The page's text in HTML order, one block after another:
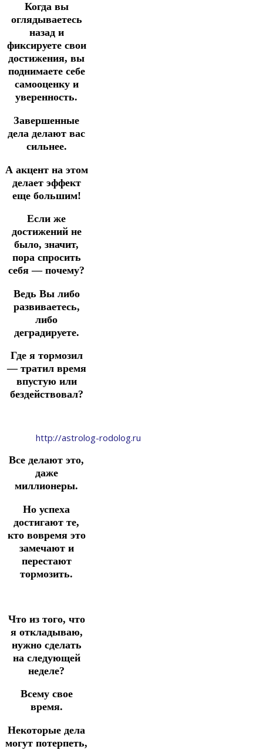
Когда вы
оглядываетесь
назад и
фиксируете свои
достижения, вы
поднимаете себе
самооценку и
уверенность.
Завершенные
дела делают вас
сильнее.
А акцент на этом
делает эффект
еще большим!
Если же
достижений не
было, значит,
пора спросить
себя — почему?
Ведь Вы либо
развиваетесь,
либо
деградируете.
Где я тормозил
— тратил время
впустую или
бездействовал?
http://astrolog-rodolog.ru
Все делают это,
даже
миллионеры.
Но успеха
достигают те,
кто вовремя это
замечают и
перестают
тормозить.
Что из того, что
я откладываю,
нужно сделать
на следующей
неделе?
Всему свое
время.
Некоторые дела
могут потерпеть,